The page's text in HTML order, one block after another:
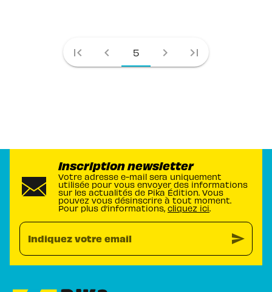
first_page chevron_left 5 chevron_right last_page
Inscription newsletter
Votre adresse e-mail sera uniquement
utilisée pour vous envoyer des informations
sur les actualités de Pika Édition. Vous
pouvez vous désinscrire à tout moment.
Pour plus d’informations, cliquez ici.
Indiquez votre email send